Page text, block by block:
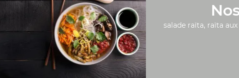
salade raïta, raïta